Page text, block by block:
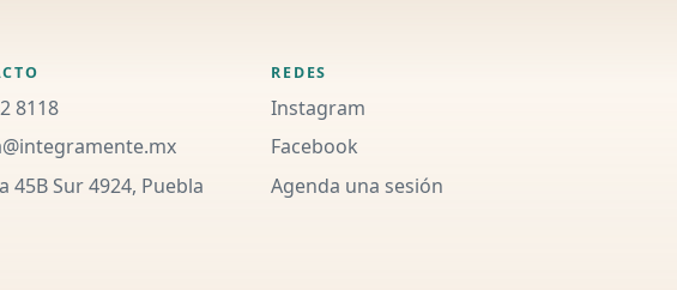
8118
45B Sur 4924, Puebla
REDES
Instagram
Facebook
Agenda una sesión